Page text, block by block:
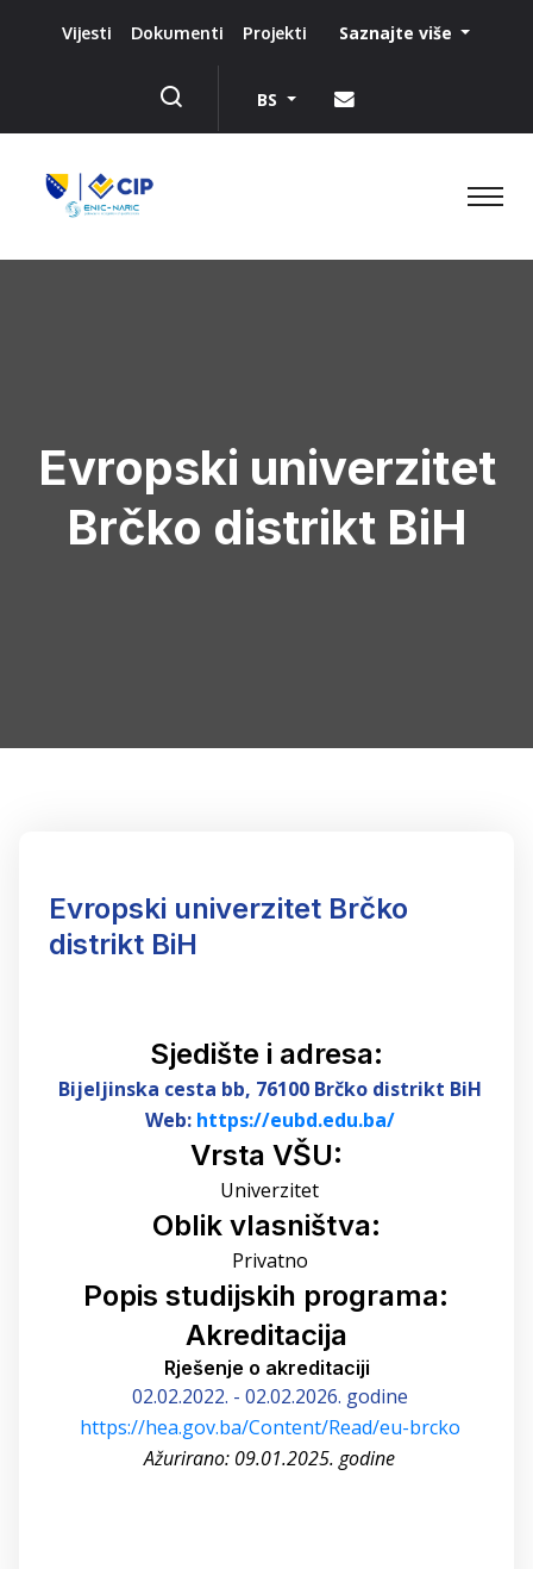
Vijesti Dokumenti Projekti Saznajte više
BS
Evropski univerzitet
Brčko distrikt BiH
Evropski univerzitet Brčko
distrikt BiH
Sjedište i adresa:
Bijeljinska cesta bb, 76100 Brčko distrikt BiH
Web: https://eubd.edu.ba/
Vrsta VŠU:
Univerzitet
Oblik vlasništva:
Privatno
Popis studijskih programa:
Akreditacija
Rješenje o akreditaciji
02.02.2022. - 02.02.2026. godine
https://hea.gov.ba/Content/Read/eu-brcko
Ažurirano: 09.01.2025. godine